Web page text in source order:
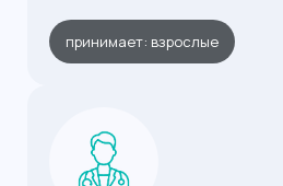
принимает: взрослые